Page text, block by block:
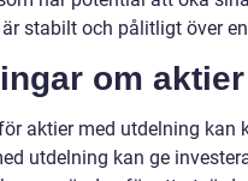
stabilt och pålitligt över
om
aktier med utdelning
utdelning kan ge